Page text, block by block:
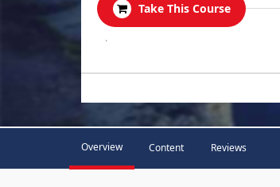
Take This Course
.
Overview Content Reviews